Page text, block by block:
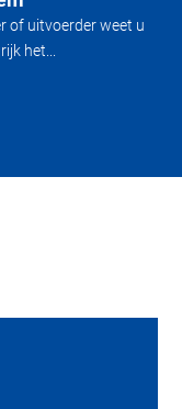
of uitvoerder weet u
het...